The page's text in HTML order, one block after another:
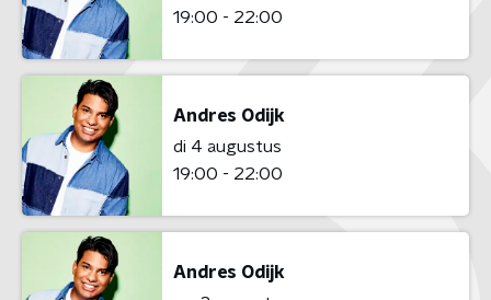
19:00 - 22:00
Andres Odijk
di 4 augustus
19:00 - 22:00
Andres Odijk